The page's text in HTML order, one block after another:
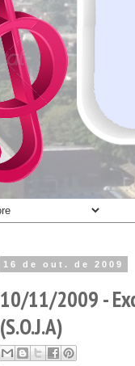
16 de out. de 2009
10/11/2009 -
(S.O.J.A)